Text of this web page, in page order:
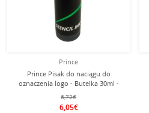
Prince
Prince Pisak do naciągu do
oznaczenia logo - Butelka 30ml -
6,72€
6,05€